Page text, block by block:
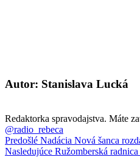
Autor: Stanislava Lucká
Redaktorka spravodajstva. Máte
@radio_rebeca
Predošlé Nadácia Nová šanca
Nasledujúce Ružomberská